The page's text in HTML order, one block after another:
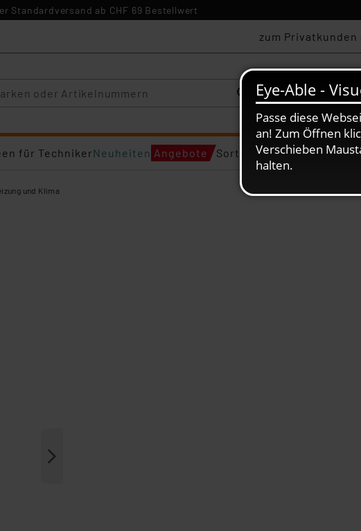
Standardversand ab CHF 69 Bestellwert
zum Privatkunden
für TechnikerNeuheiten Angebote Sortiments-Deals
und Klima